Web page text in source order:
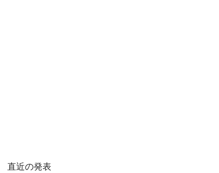
直近の発表